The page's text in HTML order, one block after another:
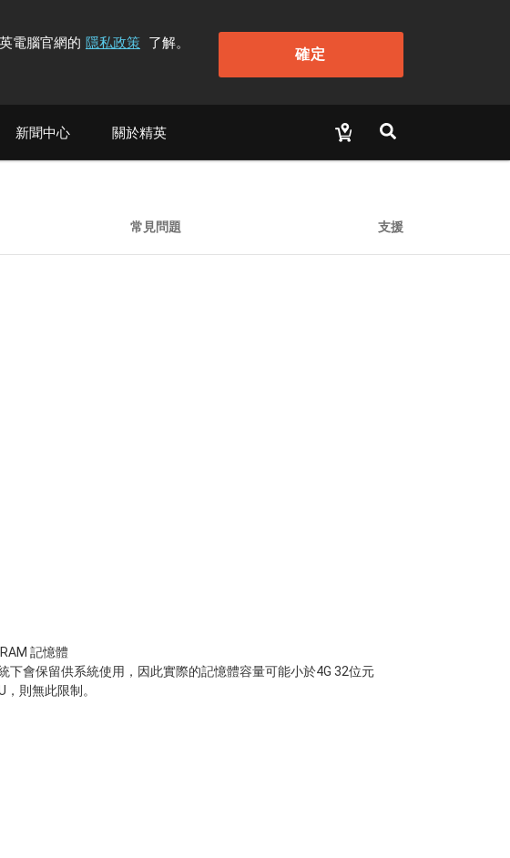
電腦官網的 隱私政策 了解。
確定
新聞中心 關於精英
常見問題 支援
記憶體
下會保留供系統使用，因此實際的記憶體容量可能小於4G 32位元
則無此限制。